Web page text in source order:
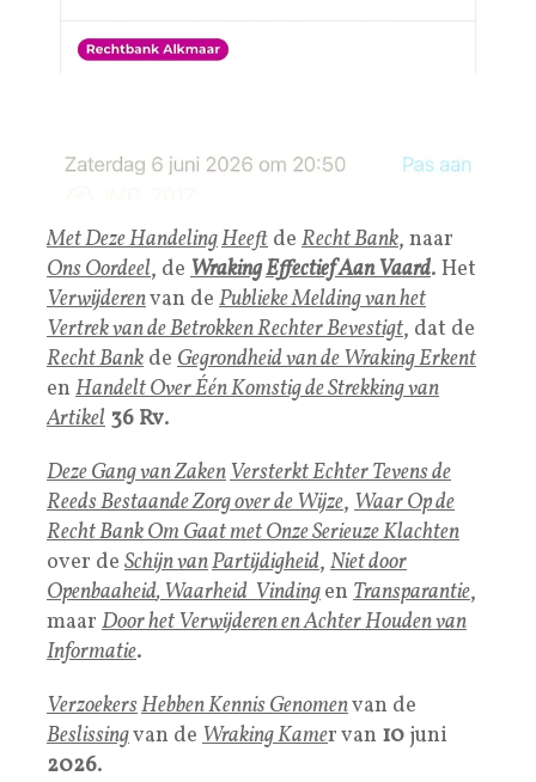
Met Deze HandelingHeeft de Recht Bank, naar
Ons Oordeel, de WrakingEffectief Aan Vaard. Het
Verwijderenvan de Publieke Melding van het
Vertrek van de Betrokken Rechter Bevestigt, dat de
Recht Bank de Gegrondheid van de Wraking Erkent
en Handelt Over Één Komstig de Strekking van
Artikel 36 Rv.
Deze Gang van ZakenVersterkt Echter Tevens de
Reeds Bestaande Zorg over de Wijze, Waar Op de
Recht Bank Om Gaat met Onze Serieuze Klachten
over de SchijnvanPartijdigheid, Niet door
Openbaaheid,Waarheid Vindingen Transparantie,
maar Door het Verwijderen en Achter Houden van
Informatie.
VerzoekersHebbenKennis Genomenvan de
Beslissingvan de Wraking Kamer van 10 juni
2026.